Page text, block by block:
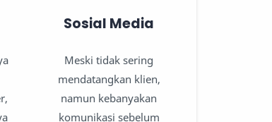
Sosial Media
Meski tidak sering
mendatangkan klien,
namun kebanyakan
komunikasi sebelum